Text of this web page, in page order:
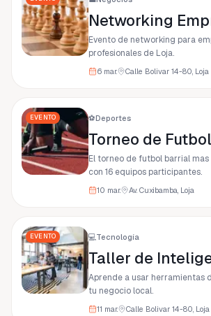
Evento de networking para
profesionales de Loja.
6 mar. Calle Bolivar 14-80, Loja
EVENTO ⚽Deportes
El torneo de futbol barrial
con 16 equipos participantes.
10 mar. Av. Cuxibamba, Loja
EVENTO 💻Tecnología
Aprende a usar herramientas
tu negocio local.
11 mar. Calle Bolivar 14-80, Loja